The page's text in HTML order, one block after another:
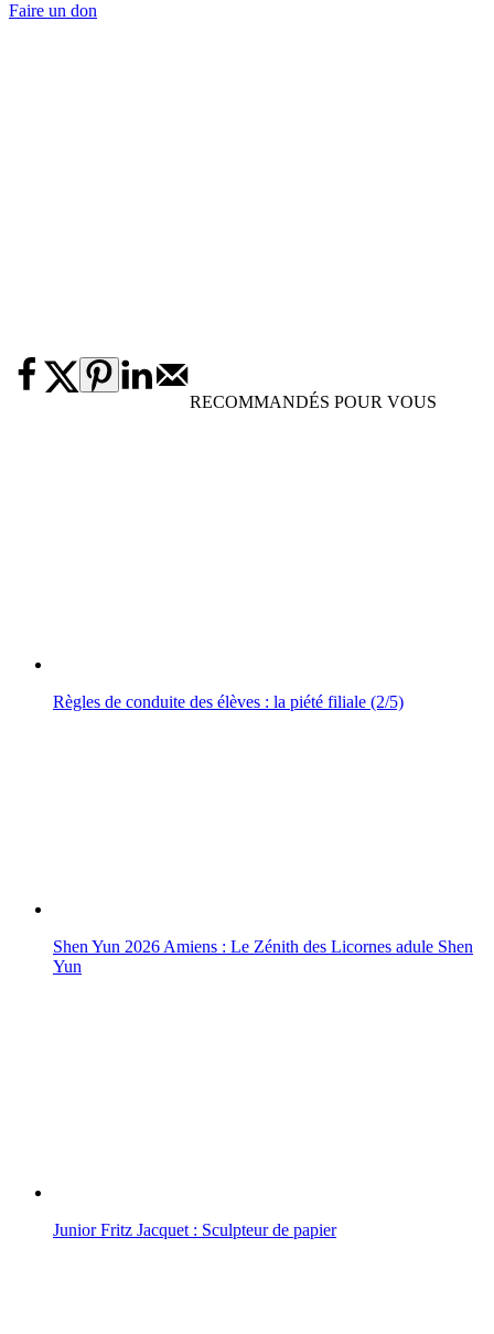
Faire un don
RECOMMANDÉS POUR VOUS
Règles de conduite des élèves : la piété filiale (2/5)
Shen Yun 2026 Amiens : Le Zénith des Licornes adule Shen
Yun
Junior Fritz Jacquet : Sculpteur de papier